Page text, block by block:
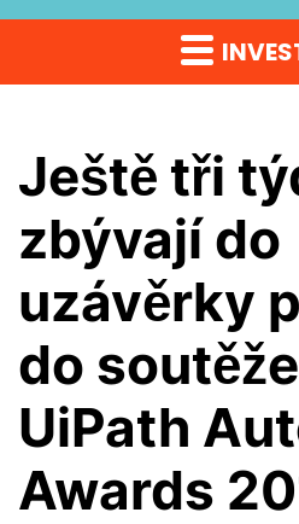
Ještě tři
zbývají do
uzávěrky
do
UiPath
Awards